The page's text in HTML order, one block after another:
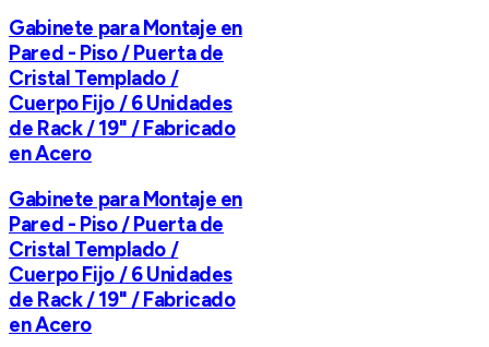
Gabinete para Montaje en
Pared - Piso / Puerta de
Cristal Templado /
Cuerpo Fijo / 6 Unidades
de Rack / 19" / Fabricado
en Acero
Gabinete para Montaje en
Pared - Piso / Puerta de
Cristal Templado /
Cuerpo Fijo / 6 Unidades
de Rack / 19" / Fabricado
en Acero